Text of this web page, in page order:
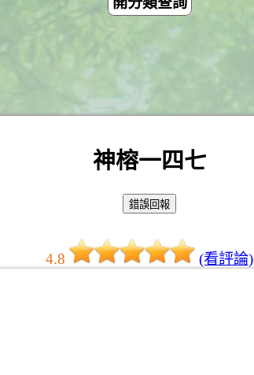
神榕一四七
4.8
(看評論)